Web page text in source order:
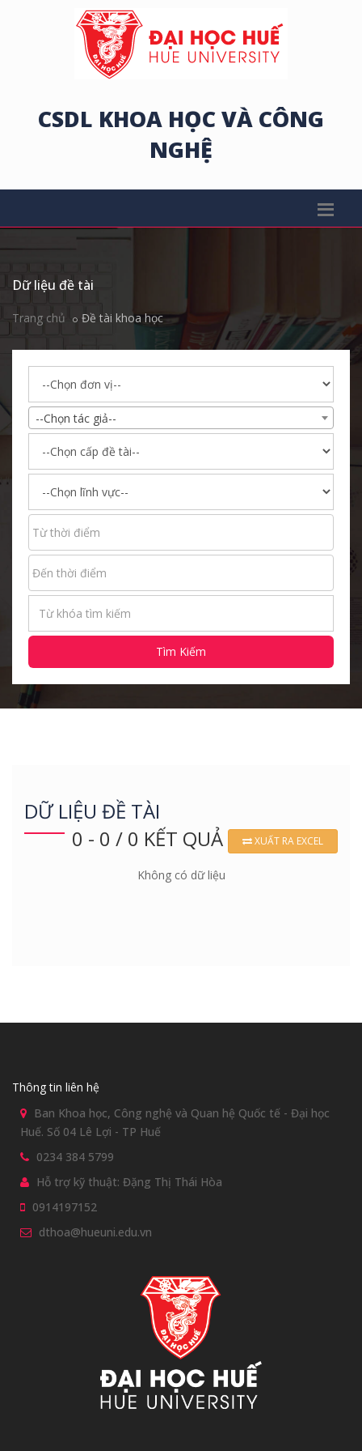
CSDL KHOA HỌC VÀ CÔNG
NGHỆ
Dữ liệu đề tài
Trang chủ Đề tài khoa học
--Chọn tác giả--
Tìm Kiếm
DỮ LIỆU ĐỀ TÀI
0 - 0 / 0 KẾT QUẢ
XUẤT RA EXCEL
Không có dữ liệu
Thông tin liên hệ
Ban Khoa học, Công nghệ và Quan hệ Quốc tế - Đại học
Huế. Số 04 Lê Lợi - TP Huế
0234 384 5799
Hỗ trợ kỹ thuật: Đặng Thị Thái Hòa
0914197152
dthoa@hueuni.edu.vn